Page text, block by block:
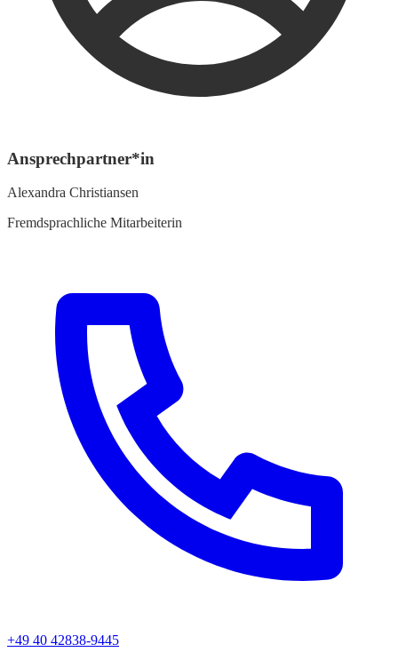
Ansprechpartner*in
Alexandra Christiansen
Fremdsprachliche Mitarbeiterin
+49 40 42838-9445